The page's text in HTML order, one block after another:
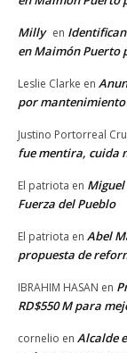
Milly en
en Maimón Puerto
Leslie Clarke en
por
Justino Portorreal
fue mentira, cuida
El patriota en
Fuerza del Pueblo
El patriota en Abel
propuesta de
IBRAHIM HASAN en
RD$550 M para
cornelio en Alcalde